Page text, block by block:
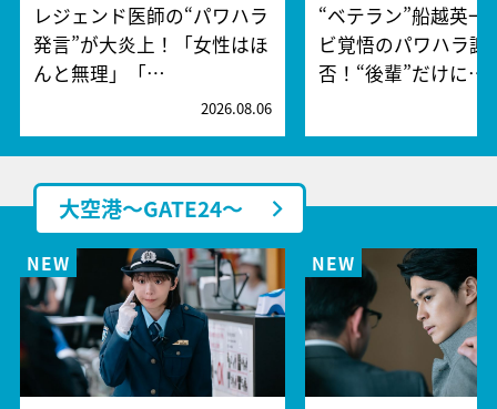
レジェンド医師の“パワハラ
発言”が大炎上！「女性はほ
んと無理」「…
2026.08.06
“ベテラン”船越英一
ビ覚悟のパワハラ謝
否！“後輩”だけに…
大空港～GATE24～